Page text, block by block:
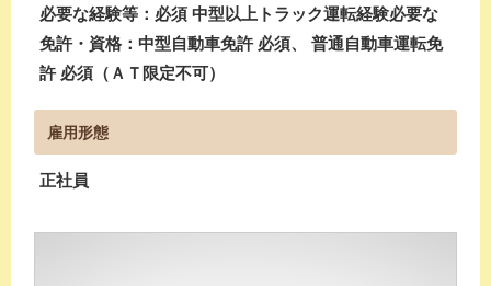
必要な経験等：必須 中型以上トラック運転経験必要な
免許・資格：中型自動車免許 必須、 普通自動車運転免
許 必須（ＡＴ限定不可）
雇用形態
正社員